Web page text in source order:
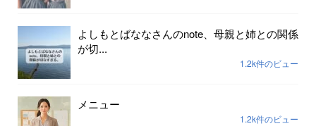
よしもとばななさんのnote、母親と姉との関係
が切...
1.2k件のビュー
メニュー
1.2k件のビュー